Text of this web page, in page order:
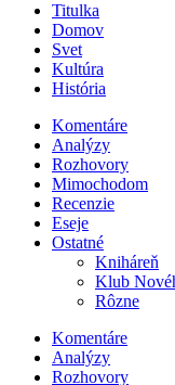
Titulka
Domov
Svet
Kultúra
História
Komentáre
Analýzy
Rozhovory
Mimochodom
Recenzie
Eseje
Ostatné
Kniháreň
Klub
Rôzne
Komentáre
Analýzy
Rozhovory